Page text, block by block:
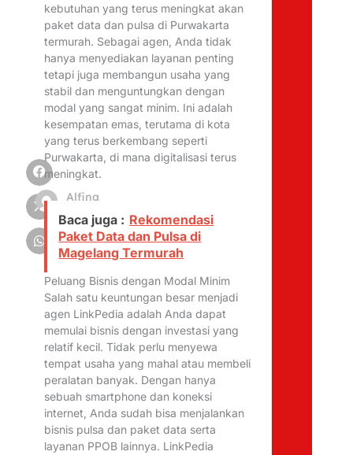
Alfina
Mahfudhoh
kebutuhan yang terus meningkat akan
paket data dan pulsa di Purwakarta
termurah. Sebagai agen, Anda tidak
hanya menyediakan layanan penting
tetapi juga membangun usaha yang
stabil dan menguntungkan dengan
modal yang sangat minim. Ini adalah
kesempatan emas, terutama di kota
yang terus berkembang seperti
Purwakarta, di mana digitalisasi terus
meningkat.
Baca juga : Rekomendasi
Paket Data dan Pulsa di
Magelang Termurah
Peluang Bisnis dengan Modal Minim
Salah satu keuntungan besar menjadi
agen LinkPedia adalah Anda dapat
memulai bisnis dengan investasi yang
relatif kecil. Tidak perlu menyewa
tempat usaha yang mahal atau membeli
peralatan banyak. Dengan hanya
sebuah smartphone dan koneksi
internet, Anda sudah bisa menjalankan
bisnis pulsa dan paket data serta
layanan PPOB lainnya. LinkPedia